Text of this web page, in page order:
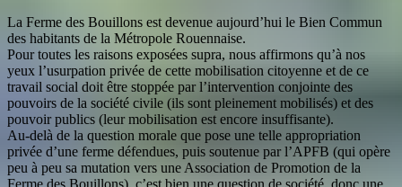
La Ferme des Bouillons est devenue aujourd’hui le Bien Commun
des habitants de la Métropole Rouennaise.
Pour toutes les raisons exposées supra, nous affirmons qu’à nos
yeux l’usurpation privée de cette mobilisation citoyenne et de ce
travail social doit être stoppée par l’intervention conjointe des
pouvoirs de la société civile (ils sont pleinement mobilisés) et des
pouvoir publics (leur mobilisation est encore insuffisante).
Au-delà de la question morale que pose une telle appropriation
privée d’une ferme défendues, puis soutenue par l’APFB (qui opère
peu à peu sa mutation vers une Association de Promotion de la
Ferme des Bouillons), c’est bien une question de société, donc une